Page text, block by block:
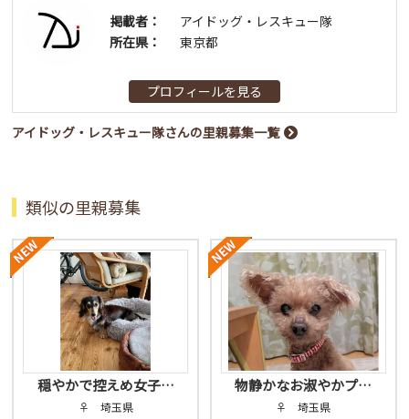
掲載者：
アイドッグ・レスキュー隊
所在県：
東京都
プロフィールを見る
アイドッグ・レスキュー隊さんの里親募集一覧
類似の里親募集
穏やかで控えめ女子…
♀ 埼玉県
物静かなお淑やかプ…
♀ 埼玉県